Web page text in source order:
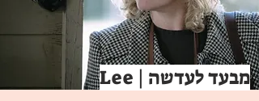
Lee | מבעד לעדשה